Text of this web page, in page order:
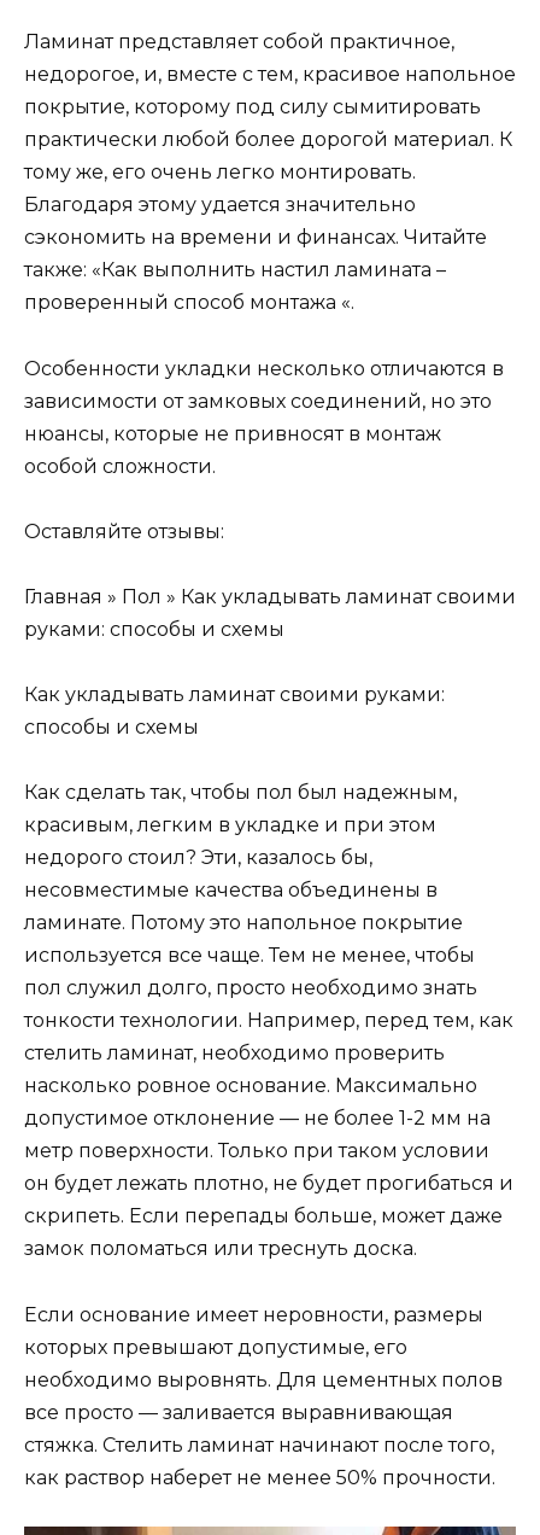
Ламинат представляет собой практичное,
недорогое, и, вместе с тем, красивое напольное
покрытие, которому под силу сымитировать
практически любой более дорогой материал. К
тому же, его очень легко монтировать.
Благодаря этому удается значительно
сэкономить на времени и финансах. Читайте
также: «Как выполнить настил ламината –
проверенный способ монтажа «.
Особенности укладки несколько отличаются в
зависимости от замковых соединений, но это
нюансы, которые не привносят в монтаж
особой сложности.
Оставляйте отзывы:
Главная » Пол » Как укладывать ламинат своими
руками: способы и схемы
Как укладывать ламинат своими руками:
способы и схемы
Как сделать так, чтобы пол был надежным,
красивым, легким в укладке и при этом
недорого стоил? Эти, казалось бы,
несовместимые качества объединены в
ламинате. Потому это напольное покрытие
используется все чаще. Тем не менее, чтобы
пол служил долго, просто необходимо знать
тонкости технологии. Например, перед тем, как
стелить ламинат, необходимо проверить
насколько ровное основание. Максимально
допустимое отклонение — не более 1-2 мм на
метр поверхности. Только при таком условии
он будет лежать плотно, не будет прогибаться и
скрипеть. Если перепады больше, может даже
замок поломаться или треснуть доска.
Если основание имеет неровности, размеры
которых превышают допустимые, его
необходимо выровнять. Для цементных полов
все просто — заливается выравнивающая
стяжка. Стелить ламинат начинают после того,
как раствор наберет не менее 50% прочности.